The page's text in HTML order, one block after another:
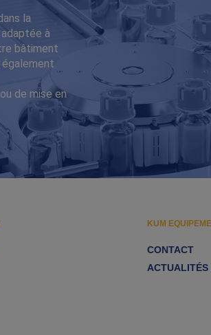
la
à
bâtiment
de mise en
KUM
CONTACT
ACTUALITÉS